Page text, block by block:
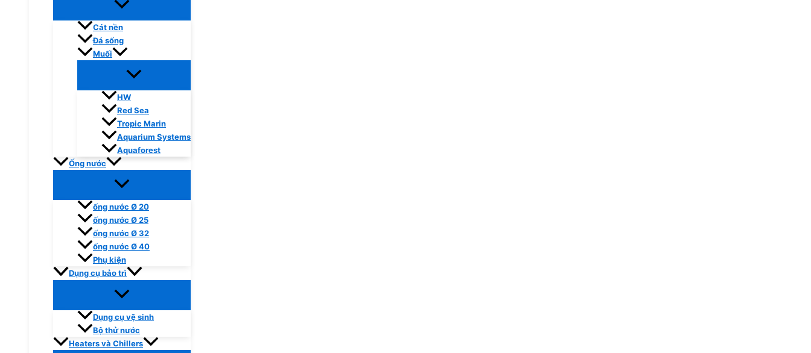
Cát nền
Đá sống
Muối
HW
Red Sea
Tropic Marin
Aquarium Systems
Aquaforest
Ống nước
ống nước Ø 20
ống nước Ø 25
ống nước Ø 32
ống nước Ø 40
Phụ kiện
Dụng cụ bảo trì
Dụng cụ vệ sinh
Bộ thử nước
Heaters và Chillers